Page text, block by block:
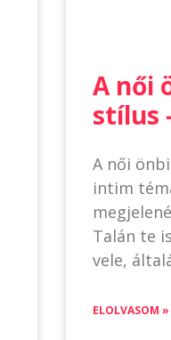
A női
stílus
A női
intim
Talán te
vele,
ELOLVASOM »